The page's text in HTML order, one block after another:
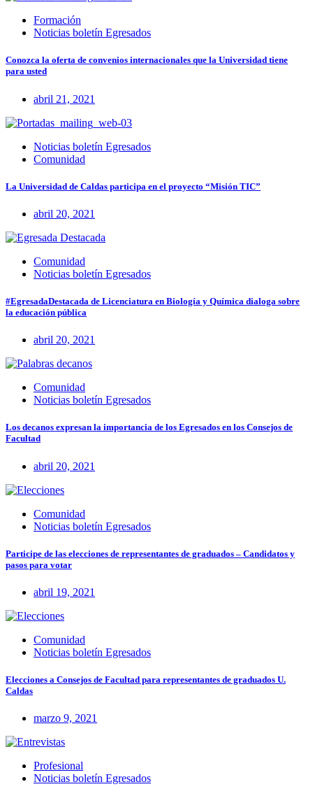
Formación
Noticias boletín Egresados
Conozca la oferta de convenios internacionales que la Universidad tiene
para usted
abril 21, 2021
Noticias boletín Egresados
Comunidad
La Universidad de Caldas participa en el proyecto “Misión TIC”
abril 20, 2021
Comunidad
Noticias boletín Egresados
#EgresadaDestacada de Licenciatura en Biología y Química dialoga sobre
la educación pública
abril 20, 2021
Comunidad
Noticias boletín Egresados
Los decanos expresan la importancia de los Egresados en los Consejos de
Facultad
abril 20, 2021
Comunidad
Noticias boletín Egresados
Participe de las elecciones de representantes de graduados – Candidatos y
pasos para votar
abril 19, 2021
Comunidad
Noticias boletín Egresados
Elecciones a Consejos de Facultad para representantes de graduados U.
Caldas
marzo 9, 2021
Profesional
Noticias boletín Egresados